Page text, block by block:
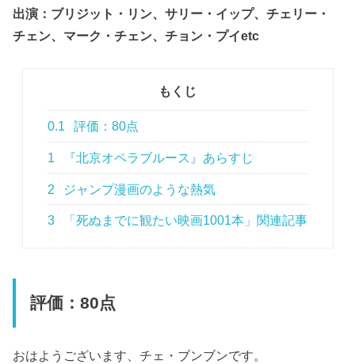
出演：ブリジット・リン、サリー・イップ、チェリー・
チェン、マーク・チェン、チョン・プイetc
もくじ
0.1 評価：80点
1 『北京オペラブルース』あらすじ
2 ジャンプ漫画のような熱気
3 「死ぬまでに観たい映画1001本」関連記事
評価：80点
おはようございます、チェ・ブンブンです。